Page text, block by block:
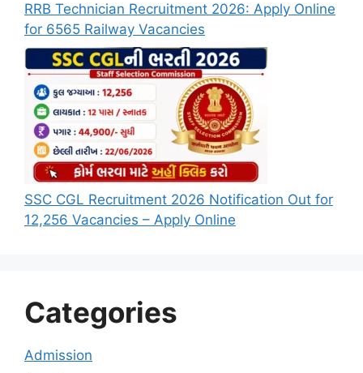
RRB Technician Recruitment 2026: Apply Online
for 6565 Railway Vacancies
SSC CGL Recruitment 2026 Notification Out for
12,256 Vacancies – Apply Online
Categories
Admission